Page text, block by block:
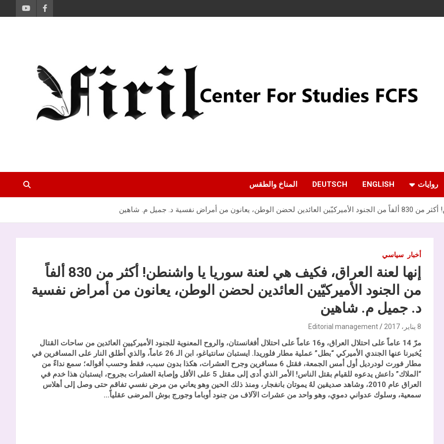
روايات ENGLISH
DEUTSCH المناخ والطقس
نفسية د. جميل م. شاهين
أخبار سياسي
إنها لعنة العراق، فكيف هي لعنة سوريا يا واشنطن! أكثر من 830 ألفاً
من الجنود الأميركيّين العائدين لحضن الوطن، يعانون من أمراض نفسية
د. جميل م. شاهين
8 يناير، 2017 Editorial management
مرّ 14 عاماً على احتلال العراق، و16 عاماً على احتلال أفغانستان، والروح المعنوية للجنود الأميركيين العائدين من ساحات القتال
يُخبرنا عنها الجندي الأميركي “بطل” عملية مطار فلوريدا. ايستبان سانتياغو، ابن الـ 26 عاماً، والذي أطلق النار على المسافرين في
مطار فورت لودرديل أول أمس الجمعة، فقتل 6 مسافرين وجرح العشرات، هكذا بدون سبب، فقط وحسب أقواله؛ سمع نداءً من
“الملاك” داعش يدعوه للقيام بقتل الناس! الأمر الذي أدى إلى مقتل 5 على الأقل وإصابة العشرات بجروح
، ايستبان هذا خدم في
العراق عام 2010، وشاهد صديقين لهُ يموتان بانفجار، ومنذ ذلك الحين وهو يعاني من مرض نفسي تفاقم حتى وصل إلى أهلاس
سمعية، وسلوك عدواني دموي، وهو واحد من عشرات الآلاف من جنود أوباما وجورج بوش المرضى عقلياً...